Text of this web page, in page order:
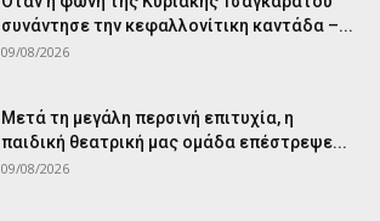
συνάντησε την κεφαλλονίτικη καντάδα –...
09/08/2026
Μετά τη μεγάλη περσινή επιτυχία, η
παιδική θεατρική μας ομάδα επέστρεψε...
09/08/2026